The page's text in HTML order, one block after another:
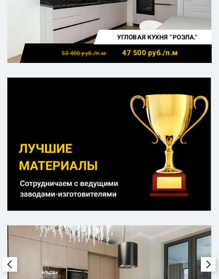
УГЛОВАЯ КУХНЯ "РОЭЛА."
53 400руб./п.м 47 500руб./п.м